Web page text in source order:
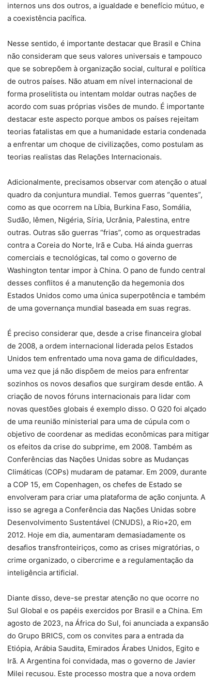
internos uns dos outros, a igualdade e benefício mútuo, e
a coexistência pacífica.
Nesse sentido, é importante destacar que Brasil e China
não consideram que seus valores universais e tampouco
que se sobrepõem à organização social, cultural e política
de outros países. Não atuam em nível internacional de
forma proselitista ou intentam moldar outras nações de
acordo com suas próprias visões de mundo. É importante
destacar este aspecto porque ambos os países rejeitam
teorias fatalistas em que a humanidade estaria condenada
a enfrentar um choque de civilizações, como postulam as
teorias realistas das Relações Internacionais.
Adicionalmente, precisamos observar com atenção o atual
quadro da conjuntura mundial. Temos guerras “quentes”,
como as que ocorrem na Líbia, Burkina Faso, Somália,
Sudão, Iêmen, Nigéria, Síria, Ucrânia, Palestina, entre
outras. Outras são guerras “frias”, como as orquestradas
contra a Coreia do Norte, Irã e Cuba. Há ainda guerras
comerciais e tecnológicas, tal como o governo de
Washington tentar impor à China. O pano de fundo central
desses conflitos é a manutenção da hegemonia dos
Estados Unidos como uma única superpotência e também
de uma governança mundial baseada em suas regras.
É preciso considerar que, desde a crise financeira global
de 2008, a ordem internacional liderada pelos Estados
Unidos tem enfrentado uma nova gama de dificuldades,
uma vez que já não dispõem de meios para enfrentar
sozinhos os novos desafios que surgiram desde então. A
criação de novos fóruns internacionais para lidar com
novas questões globais é exemplo disso. O G20 foi alçado
de uma reunião ministerial para uma de cúpula com o
objetivo de coordenar as medidas econômicas para mitigar
os efeitos da crise do subprime, em 2008. Também as
Conferências das Nações Unidas sobre as Mudanças
Climáticas (COPs) mudaram de patamar. Em 2009, durante
a COP 15, em Copenhagen, os chefes de Estado se
envolveram para criar uma plataforma de ação conjunta. A
isso se agrega a Conferência das Nações Unidas sobre
Desenvolvimento Sustentável (CNUDS), a Rio+20, em
2012. Hoje em dia, aumentaram demasiadamente os
desafios transfronteiriços, como as crises migratórias, o
crime organizado, o cibercrime e a regulamentação da
inteligência artificial.
Diante disso, deve-se prestar atenção no que ocorre no
Sul Global e os papéis exercidos por Brasil e a China. Em
agosto de 2023, na África do Sul, foi anunciada a expansão
do Grupo BRICS, com os convites para a entrada da
Etiópia, Arábia Saudita, Emirados Árabes Unidos, Egito e
Irã. A Argentina foi convidada, mas o governo de Javier
Milei recusou. Este processo mostra que a nova ordem